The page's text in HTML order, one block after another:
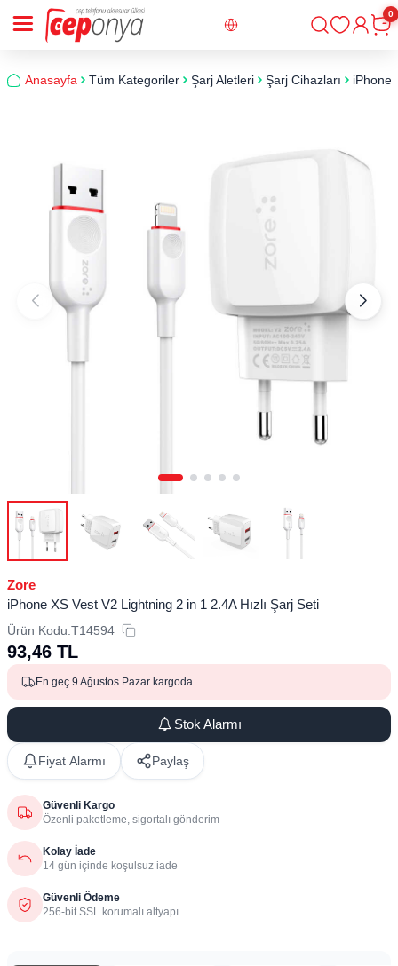
Giriş
0
Anasayfa Tüm Kategoriler Şarj Aletleri Şarj Cihazları iPhone
Zore
iPhone XS Vest V2 Lightning 2 in 1 2.4A Hızlı Şarj Seti
Ürün Kodu:T14594
93,46 TL
En geç 9 Ağustos Pazar kargoda
Stok Alarmı
Fiyat Alarmı Paylaş
Güvenli Kargo
Özenli paketleme, sigortalı gönderim
Kolay İade
14 gün içinde koşulsuz iade
Güvenli Ödeme
256-bit SSL korumalı altyapı